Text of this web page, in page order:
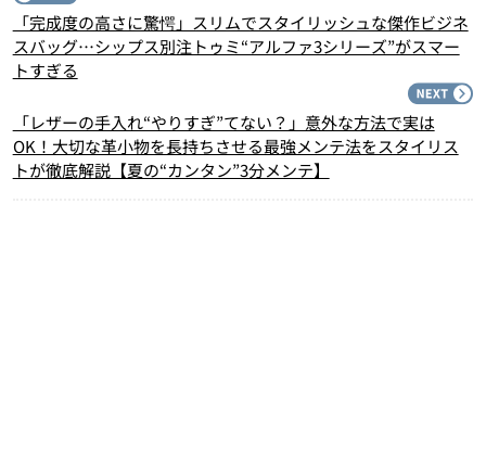
「完成度の高さに驚愕」スリムでスタイリッシュな傑作ビジネ
スバッグ…シップス別注トゥミ“アルファ3シリーズ”がスマー
トすぎる
「レザーの手入れ“やりすぎ”てない？」意外な方法で実は
OK！大切な革小物を長持ちさせる最強メンテ法をスタイリス
トが徹底解説【夏の“カンタン”3分メンテ】